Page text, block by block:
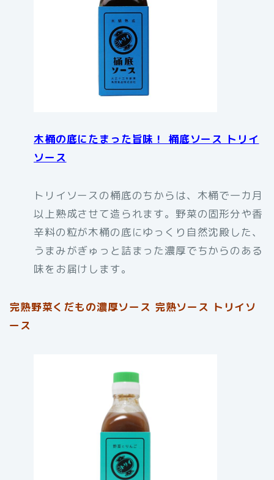
木桶の底にたまった旨味！ 桶底ソース トリイ
ソース
トリイソースの桶底のちからは、木桶で一カ月
以上熟成させて造られます。野菜の固形分や香
辛料の粒が木桶の底にゆっくり自然沈殿した、
うまみがぎゅっと詰まった濃厚でちからのある
味をお届けします。
完熟野菜くだもの濃厚ソース 完熟ソース トリイソ
ース